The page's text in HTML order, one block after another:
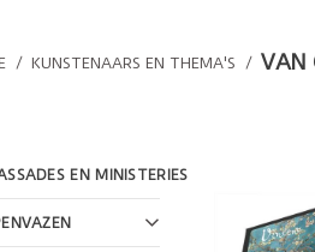
/ KUNSTENAARS EN THEMA'S / VAN
EN MINISTERIES